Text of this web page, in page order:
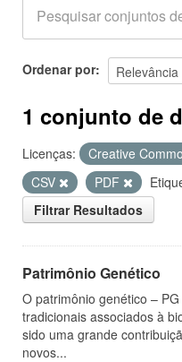
Ordenar por
1 conjunto de
Licenças: Creative
CSV
PDF
Filtrar Resultados
Patrimônio Genético
O patrimônio genético –
tradicionais associados à
sido uma grande
novos...